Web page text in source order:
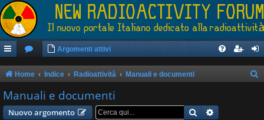
Argomenti attivi
Home Indice Radioattività Manuali e documenti
Manuali e documenti
Nuovo argomento Cerca